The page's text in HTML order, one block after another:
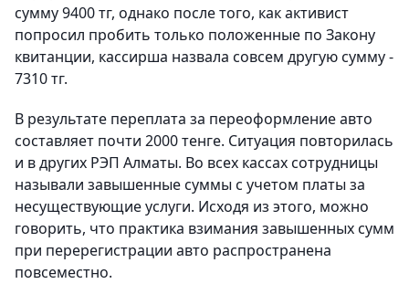
сумму 9400 тг, однако после того, как активист
попросил пробить только положенные по Закону
квитанции, кассирша назвала совсем другую сумму -
7310 тг.
В результате переплата за переоформление авто
составляет почти 2000 тенге. Ситуация повторилась
и в других РЭП Алматы. Во всех кассах сотрудницы
называли завышенные суммы с учетом платы за
несуществующие услуги. Исходя из этого, можно
говорить, что практика взимания завышенных сумм
при перерегистрации авто распространена
повсеместно.